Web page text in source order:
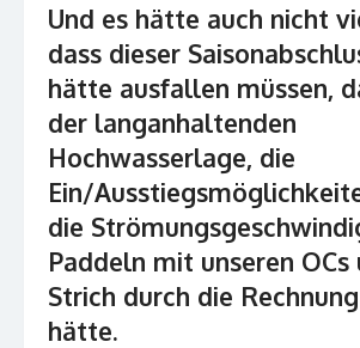
Und es hätte auch nicht
dass dieser
hätte ausfallen müssen,
der langanhaltenden
Hochwasserlage, die
Ein/
die
Paddeln mit unseren OCs
Strich durch die
hätte.